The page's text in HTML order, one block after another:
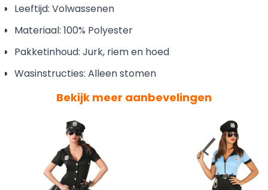
Leeftijd: Volwassenen
Materiaal: 100% Polyester
Pakketinhoud: Jurk, riem en hoed
Wasinstructies: Alleen stomen
Bekijk meer aanbevelingen